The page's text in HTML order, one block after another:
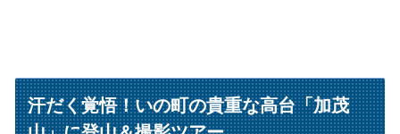
汗だく覚悟！いの町の貴重な高台「加茂